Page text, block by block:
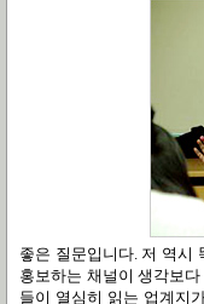
좋은 질문입니다. 저 역시
홍보하는 채널이 생각보
들이 열심히 읽는 업계지